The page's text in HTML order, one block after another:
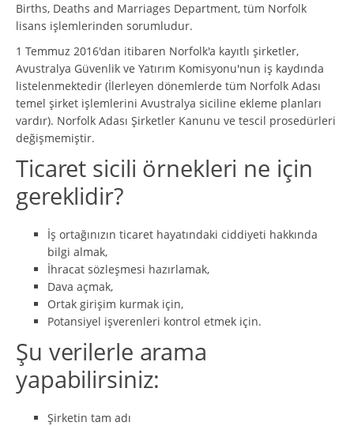
Births, Deaths and Marriages Department, tüm Norfolk
lisans işlemlerinden sorumludur.
1 Temmuz 2016'dan itibaren Norfolk'a kayıtlı şirketler,
Avustralya Güvenlik ve Yatırım Komisyonu'nun iş kaydında
listelenmektedir (İlerleyen dönemlerde tüm Norfolk Adası
temel şirket işlemlerini Avustralya siciline ekleme planları
vardır). Norfolk Adası Şirketler Kanunu ve tescil prosedürleri
değişmemiştir.
Ticaret sicili örnekleri ne için
gereklidir?
İş ortağınızın ticaret hayatındaki ciddiyeti hakkında
bilgi almak,
İhracat sözleşmesi hazırlamak,
Dava açmak,
Ortak girişim kurmak için,
Potansiyel işverenleri kontrol etmek için.
Şu verilerle arama
yapabilirsiniz:
Şirketin tam adı